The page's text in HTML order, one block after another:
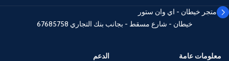
متجر خيطان - اي وان ستور
خيطان - شارع مسقط - بجانب بنك التجاري 67685758
معلومات عامة
الدعم